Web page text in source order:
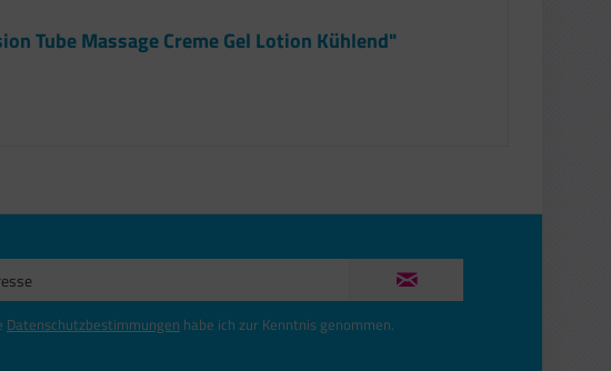
Tube Massage Creme Gel Lotion Kühlend"
Datenschutzbestimmungen habe ich zur Kenntnis genommen.